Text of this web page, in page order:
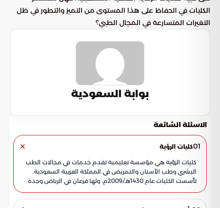
الكليات في الحفاظ على هذا المستوى من التميز والتطور في ظل
التغيرات المتسارعة في المجال الطبي؟
بوابة السعودية
الاسئلة الشائعة
01كليات الرؤية
كليات الرؤية هي مؤسسة تعليمية تقدم خدمات في مجالات الطب
البشري وطب الأسنان والتمريض في المملكة العربية السعودية.
تأسست الكليات عام 1430هـ/2009م، ولها فرعان في الرياض وجدة.